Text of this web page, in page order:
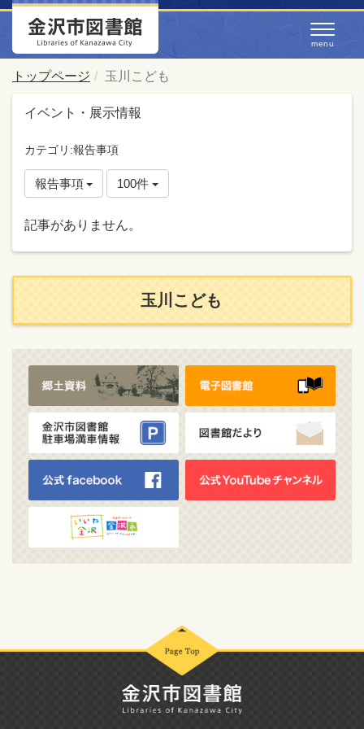
トップページ 玉川こども
イベント・展示情報
カテゴリ:報告事項
報告事項 100件
記事がありません。
玉川こども